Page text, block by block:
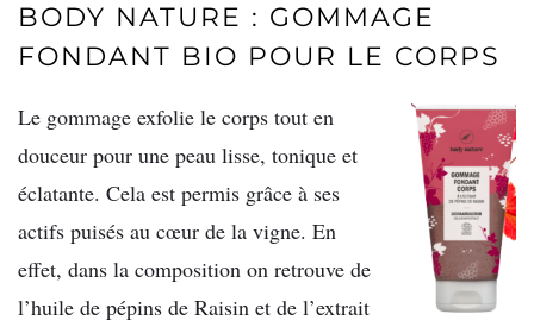
BODY NATURE : GOMMAGE
FONDANT BIO POUR LE CORPS
Le gommage exfolie le corps tout en
douceur pour une peau lisse, tonique et
éclatante. Cela est permis grâce à ses
actifs puisés au cœur de la vigne. En
effet, dans la composition on retrouve de
l’huile de pépins de Raisin et de l’extrait